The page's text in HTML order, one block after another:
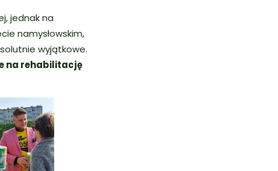
jednak na
namysłowskim,
wyjątkowe.
na rehabilitację